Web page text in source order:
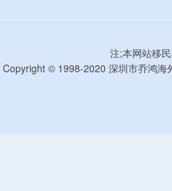
注;本网站移
Copyright © 1998-2020 深圳市乔鸿海